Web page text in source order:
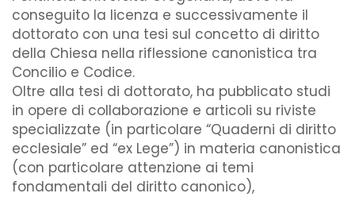
conseguito la licenza e successivamente il
dottorato con una tesi sul concetto di diritto
della Chiesa nella riflessione canonistica tra
Concilio e Codice.
Oltre alla tesi di dottorato, ha pubblicato studi
in opere di collaborazione e articoli su riviste
specializzate (in particolare “Quaderni di diritto
ecclesiale” ed “ex Lege”) in materia canonistica
(con particolare attenzione ai temi
fondamentali del diritto canonico),